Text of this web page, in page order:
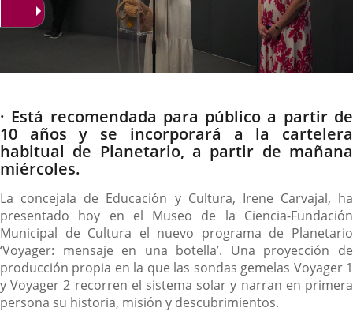
Descripción
· Está recomendada para público a partir de
10 años y se incorporará a la cartelera
habitual de Planetario, a partir de mañana
miércoles.
La concejala de Educación y Cultura, Irene Carvajal, ha
presentado hoy en el Museo de la Ciencia-Fundación
Municipal de Cultura el nuevo programa de Planetario
‘Voyager: mensaje en una botella’. Una proyección de
producción propia en la que las sondas gemelas Voyager 1
y Voyager 2 recorren el sistema solar y narran en primera
persona su historia, misión y descubrimientos.